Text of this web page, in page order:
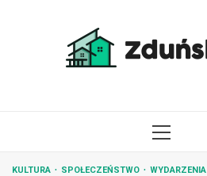
PRIMARY
KULTURA SPOŁECZEŃSTWO WYDARZENIA